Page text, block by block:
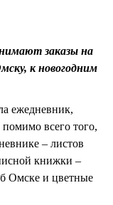
заказы на
к новогодним
ежедневник,
всего того,
– листов
книжки –
Омске и цветные